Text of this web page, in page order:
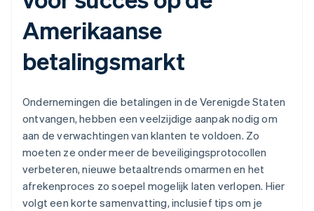
Amerikaanse
betalingsmarkt
Ondernemingen die betalingen in de Verenigde Staten
ontvangen, hebben een veelzijdige aanpak nodig om
aan de verwachtingen van klanten te voldoen. Zo
moeten ze onder meer de beveiligingsprotocollen
verbeteren, nieuwe betaaltrends omarmen en het
afrekenproces zo soepel mogelijk laten verlopen. Hier
volgt een korte samenvatting, inclusief tips om je